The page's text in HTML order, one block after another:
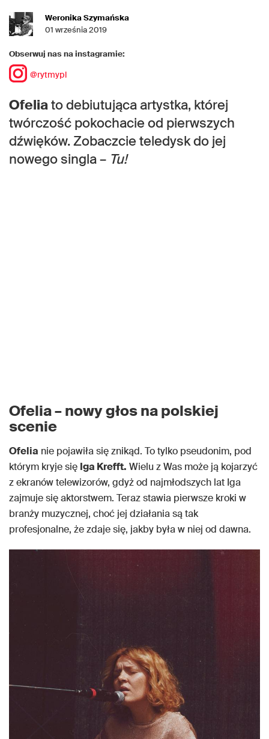
Weronika Szymańska
01 września 2019
Obserwuj nas na instagramie:
@rytmypl
Ofeliato debiutująca artystka, której
twórczość pokochacie od pierwszych
dźwięków. Zobaczcie teledysk do jej
nowego singla – Tu!
Ofelia – nowy głos na polskiej
scenie
Ofelia nie pojawiła się znikąd. To tylko pseudonim, pod
którym kryje się Iga Krefft. Wielu z Was może ją kojarzyć
z ekranów telewizorów, gdyż od najmłodszych lat Iga
zajmuje się aktorstwem. Teraz stawia pierwsze kroki w
branży muzycznej, choć jej działania są tak
profesjonalne, że zdaje się, jakby była w niej od dawna.